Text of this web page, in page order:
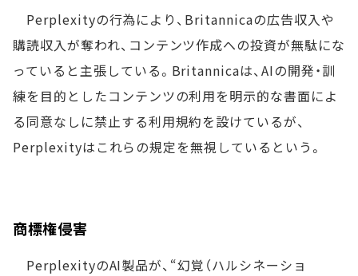
Perplexityの行為により、Britannicaの広告収入や
購読収入が奪われ、コンテンツ作成への投資が無駄にな
っていると主張している。Britannicaは、AIの開発・訓
練を目的としたコンテンツの利用を明示的な書面によ
る同意なしに禁止する利用規約を設けているが、
Perplexityはこれらの規定を無視しているという。
商標権侵害
PerplexityのAI製品が、“幻覚（ハルシネーショ